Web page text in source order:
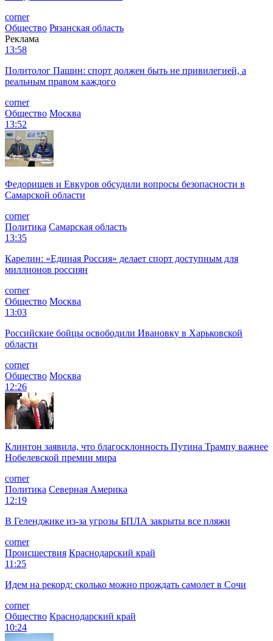
corner
Общество Рязанская область
Реклама
13:58
Политолог Пашин: спорт должен быть не привилегией, а
реальным правом каждого
corner
Общество Москва
13:52
Федорищев и Евкуров обсудили вопросы безопасности в
Самарской области
corner
Политика Самарская область
13:35
Карелин: «Единая Россия» делает спорт доступным для
миллионов россиян
corner
Общество Москва
13:03
Российские бойцы освободили Ивановку в Харьковской
области
corner
Общество Москва
12:26
Клинтон заявила, что благосклонность Путина Трампу важнее
Нобелевской премии мира
corner
Политика Северная Америка
12:19
В Геленджике из-за угрозы БПЛА закрыты все пляжи
corner
Происшествия Краснодарский край
11:25
Идем на рекорд: сколько можно прождать самолет в Сочи
corner
Общество Краснодарский край
10:24